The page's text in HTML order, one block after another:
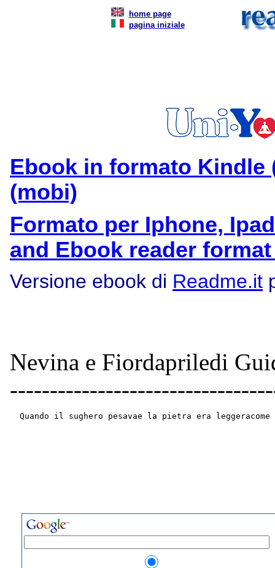
home page
pagina iniziale
Ebook in formato Kindle
(mobi)
Formato per Iphone,
and Ebook reader
Versione ebook di Readme.it
Nevina e Fiordapriledi
Quando il sughero pesavae la pietra era